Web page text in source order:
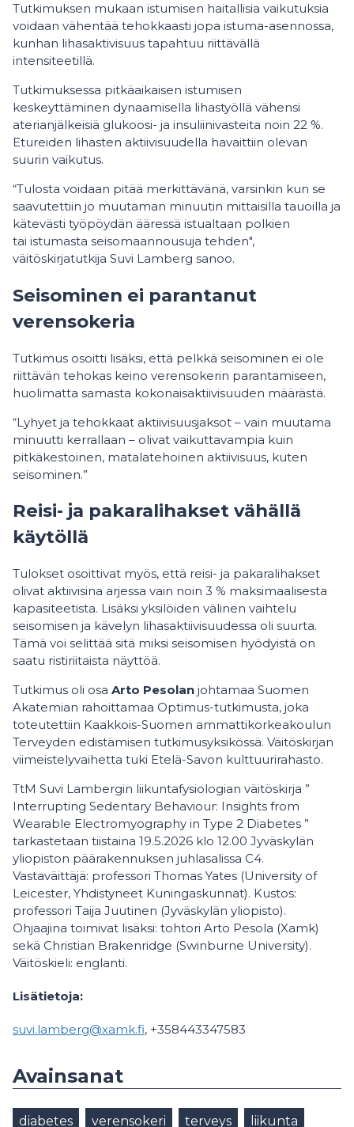
Tutkimuksen mukaan istumisen haitallisia vaikutuksia
voidaan vähentää tehokkaasti jopa istuma-asennossa,
kunhan lihasaktivisuus tapahtuu riittävällä
intensiteetillä.
Tutkimuksessa pitkäaikaisen istumisen
keskeyttäminen dynaamisella lihastyöllä vähensi
aterianjälkeisiä glukoosi- ja insuliinivasteita noin 22 %.
Etureiden lihasten aktiivisuudella havaittiin olevan
suurin vaikutus.
“Tulosta voidaan pitää merkittävänä, varsinkin kun se
saavutettiin jo muutaman minuutin mittaisilla tauoilla ja
kätevästi työpöydän ääressä istualtaan polkien
tai istumasta seisomaannousuja tehden",
väitöskirjatutkija Suvi Lamberg sanoo.
Seisominen ei parantanut
verensokeria
Tutkimus osoitti lisäksi, että pelkkä seisominen ei ole
riittävän tehokas keino verensokerin parantamiseen,
huolimatta samasta kokonaisaktiivisuuden määrästä.
“Lyhyet ja tehokkaat aktiivisuusjaksot – vain muutama
minuutti kerrallaan – olivat vaikuttavampia kuin
pitkäkestoinen, matalatehoinen aktiivisuus, kuten
seisominen.”
Reisi- ja pakaralihakset vähällä
käytöllä
Tulokset osoittivat myös, että reisi- ja pakaralihakset
olivat aktiivisina arjessa vain noin 3 % maksimaalisesta
kapasiteetista. Lisäksi yksilöiden välinen vaihtelu
seisomisen ja kävelyn lihasaktiivisuudessa oli suurta.
Tämä voi selittää sitä miksi seisomisen hyödyistä on
saatu ristiriitaista näyttöä.
Tutkimus oli osa Arto Pesolan johtamaa Suomen
Akatemian rahoittamaa Optimus-tutkimusta, joka
toteutettiin Kaakkois-Suomen ammattikorkeakoulun
Terveyden edistämisen tutkimusyksikössä. Väitöskirjan
viimeistelyvaihetta tuki Etelä-Savon kulttuurirahasto.
TtM Suvi Lambergin liikuntafysiologian väitöskirja ”
Interrupting Sedentary Behaviour: Insights from
Wearable Electromyography in Type 2 Diabetes ”
tarkastetaan tiistaina 19.5.2026 klo 12.00 Jyväskylän
yliopiston päärakennuksen juhlasalissa C4.
Vastaväittäjä: professori Thomas Yates (University of
Leicester, Yhdistyneet Kuningaskunnat). Kustos:
professori Taija Juutinen (Jyväskylän yliopisto).
Ohjaajina toimivat lisäksi: tohtori Arto Pesola (Xamk)
sekä Christian Brakenridge (Swinburne University).
Väitöskieli: englanti.
Lisätietoja:
suvi.lamberg@xamk.fi, +358443347583
Avainsanat
diabetes verensokeri terveys liikunta